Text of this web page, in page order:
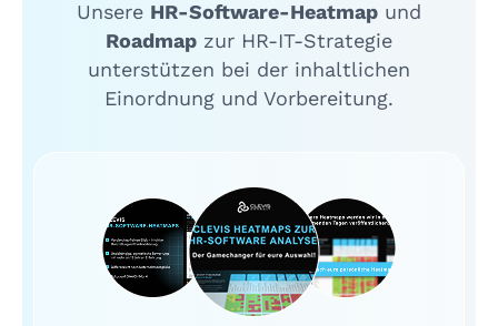
Unsere HR-Software-Heatmap und
Roadmap zur HR-IT-Strategie
unterstützen bei der inhaltlichen
Einordnung und Vorbereitung.